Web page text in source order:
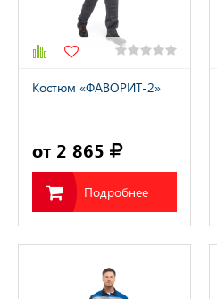
Костюм «ФАВОРИТ-2»
от 2 865
Подробнее